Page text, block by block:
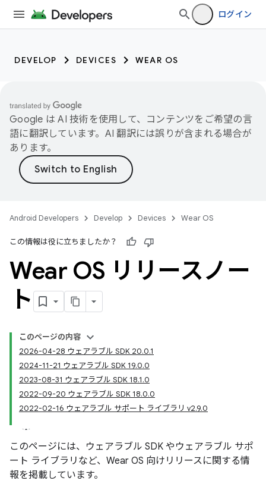
ログイン
DEVELOP DEVICES WEAR OS
Google は AI 技術を使用して、コンテンツをご希望の言
語に翻訳しています。AI 翻訳には誤りが含まれる場合が
あります。
Android Developers Develop Devices Wear OS
この情報は役に立ちましたか？
Wear OS リリースノー
ト
このページの内容
2026-04-28 ウェアラブル SDK 20.0.1
2024-11-21 ウェアラブル SDK 19.0.0
2023-08-31 ウェアラブル SDK 18.1.0
2022-09-20 ウェアラブル SDK 18.0.0
2022-02-16 ウェアラブル サポート ライブラリ v2.9.0
このページには、ウェアラブル SDK やウェアラブル サポ
ート ライブラリなど、Wear OS 向けリリースに関する情
報を掲載しています。